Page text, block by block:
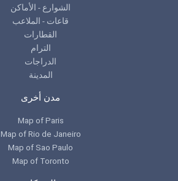
الشوارع - الأماكن
قاعات - الملاعب
القطارات
الترام
الدراجات
المدينة
مدن أخرى
Map of Paris
Map of Rio de Janeiro
Map of Sao Paulo
Map of Toronto